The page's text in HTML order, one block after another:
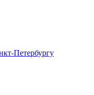
Петербургу